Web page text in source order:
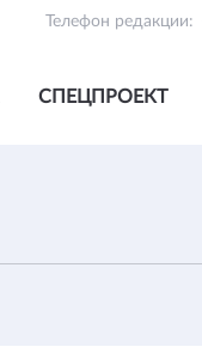
Телефон редакции:
СПЕЦПРОЕКТ